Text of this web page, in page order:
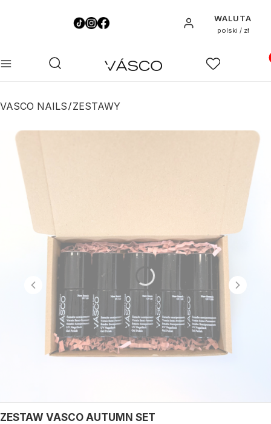
Zaloguj sięWALUTA
polski / zł
Menu Otwórz wyszukiwarkę
Szukaj Ulubione
VASCO NAILS ZESTAWY
ZESTAW VASCO AUTUMN SET